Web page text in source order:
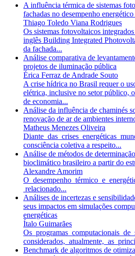
A influência térmica de sistemas
fachadas no desempenho
Thiago Toledo Viana Rodrigues
Os sistemas fotovoltaicos
inglês Building Integrated
da fachada...
Análise comparativa de
projetos de iluminação pública
Érica Ferraz de Andrade Souto
A crise hídrica no Brasil requer o
elétrica, inclusive no setor público,
de economia...
Análise da influência de chaminés
renovação de ar de ambientes
Matheus Menezes Oliveira
Diante das crises energéticas
consciência coletiva a respeito...
Análise de métodos de
bioclimático brasileiro a partir do
Alexandre Amorim
O desempenho térmico e
relacionado...
Análises de incertezas e
seus impactos em simulações
energéticas
Ítalo Guimarães
Os programas computacionais de
considerados, atualmente, as
Benchmark de algoritmos de